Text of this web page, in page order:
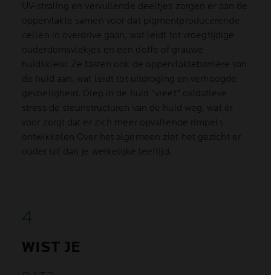
UV-straling en vervuilende deeltjes zorgen er aan de
oppervlakte samen voor dat pigmentproducerende
cellen in overdrive gaan, wat leidt tot vroegtijdige
ouderdomsvlekjes en een doffe of grauwe
huidskleur. Ze tasten ook de oppervlaktebarrière van
de huid aan, wat leidt tot uitdroging en verhoogde
gevoeligheid. Diep in de huid "vreet" oxidatieve
stress de steunstructuren van de huid weg, wat er
voor zorgt dat er zich meer opvallende rimpels
ontwikkelen Over het algemeen ziet het gezicht er
ouder uit dan je werkelijke leeftijd.
WIST JE